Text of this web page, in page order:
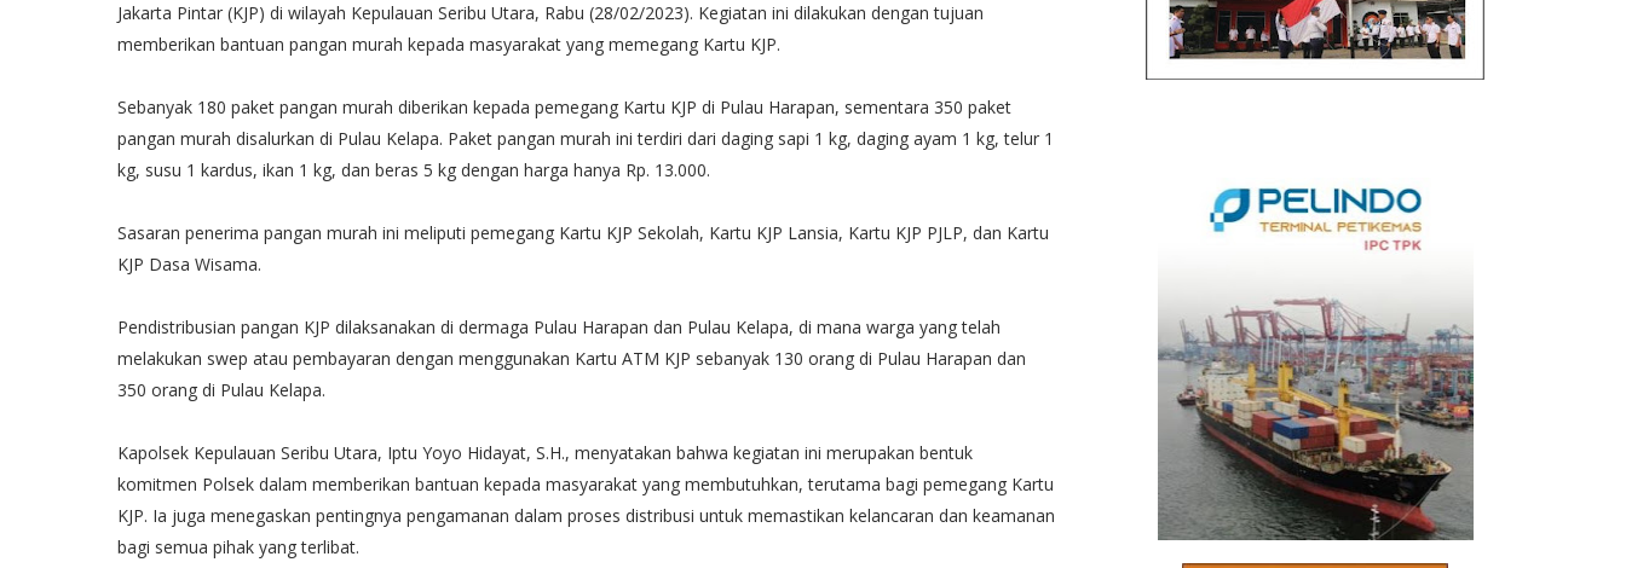
Jakarta Pintar (KJP) di wilayah Kepulauan Seribu Utara, Rabu (28/02/2023). Kegiatan ini dilakukan dengan tujuan
memberikan bantuan pangan murah kepada masyarakat yang memegang Kartu KJP.
Sebanyak 180 paket pangan murah diberikan kepada pemegang Kartu KJP di Pulau Harapan, sementara 350 paket
pangan murah disalurkan di Pulau Kelapa. Paket pangan murah ini terdiri dari daging sapi 1 kg, daging ayam 1 kg, telur 1
kg, susu 1 kardus, ikan 1 kg, dan beras 5 kg dengan harga hanya Rp. 13.000.
Sasaran penerima pangan murah ini meliputi pemegang Kartu KJP Sekolah, Kartu KJP Lansia, Kartu KJP PJLP, dan Kartu
KJP Dasa Wisama.
Pendistribusian pangan KJP dilaksanakan di dermaga Pulau Harapan dan Pulau Kelapa, di mana warga yang telah
melakukan swep atau pembayaran dengan menggunakan Kartu ATM KJP sebanyak 130 orang di Pulau Harapan dan
350 orang di Pulau Kelapa.
Kapolsek Kepulauan Seribu Utara, Iptu Yoyo Hidayat, S.H., menyatakan bahwa kegiatan ini merupakan bentuk
komitmen Polsek dalam memberikan bantuan kepada masyarakat yang membutuhkan, terutama bagi pemegang Kartu
KJP. Ia juga menegaskan pentingnya pengamanan dalam proses distribusi untuk memastikan kelancaran dan keamanan
bagi semua pihak yang terlibat.